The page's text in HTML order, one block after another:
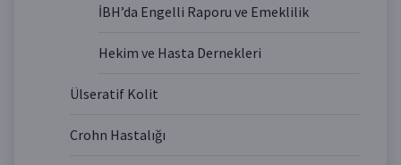
İBH’da Engelli Raporu ve Emeklilik
Hekim ve Hasta Dernekleri
Ülseratif Kolit
Crohn Hastalığı